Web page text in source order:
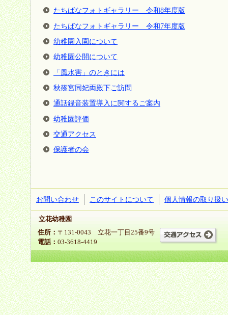
たちばなフォトギャラリー 令和8年度版
たちばなフォトギャラリー 令和7年度版
幼稚園入園について
幼稚園公開について
「風水害」のときには
秋篠宮同妃両殿下ご訪問
通話録音装置導入に関するご案内
幼稚園評価
交通アクセス
保護者の会
お問い合わせ このサイトについて 個人情報の取り扱い
立花幼稚園
住所： 〒131-0043 立花一丁目25番9号
電話： 03-3618-4419